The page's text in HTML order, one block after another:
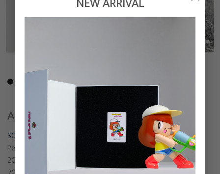
ARE YOU THERE AT THE HORIZON?
SONGSIN T.
Pen and Pencil on paper
20.5 x 29 cm